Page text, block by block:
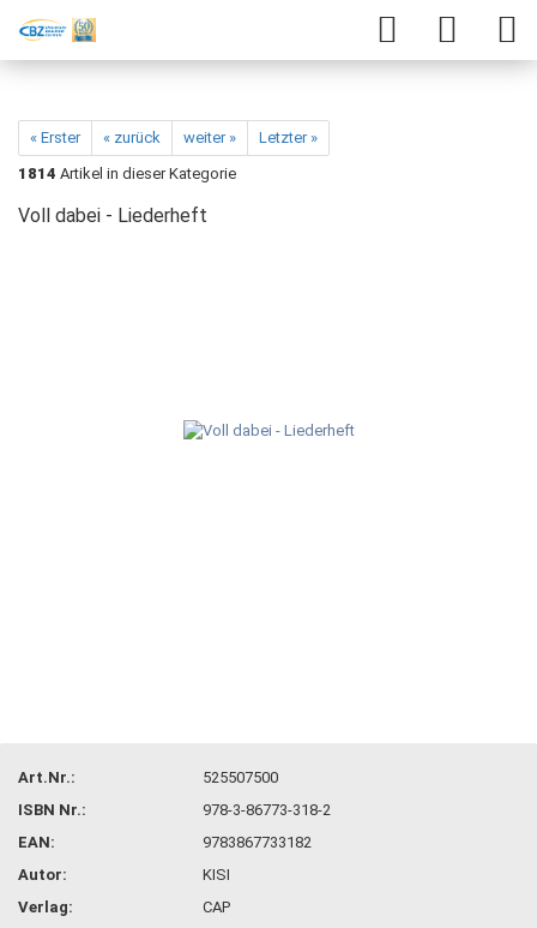
« Erster « zurück weiter »
Letzter »
1814 Artikel in dieser Kategorie
Voll dabei - Liederheft
Art.Nr.:
525507500
ISBN Nr.:
978-3-86773-318-2
EAN:
9783867733182
Autor:
KISI
Verlag:
CAP